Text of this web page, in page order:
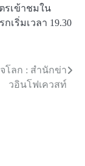
รเข้าชมใน
เริ่มเวลา 19.30
โลก : สำนักข่า
วอินโฟเควสท์